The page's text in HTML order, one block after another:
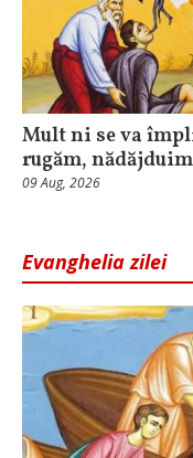
Mult ni se va
rugăm,
09 Aug, 2026
Evanghelia zilei